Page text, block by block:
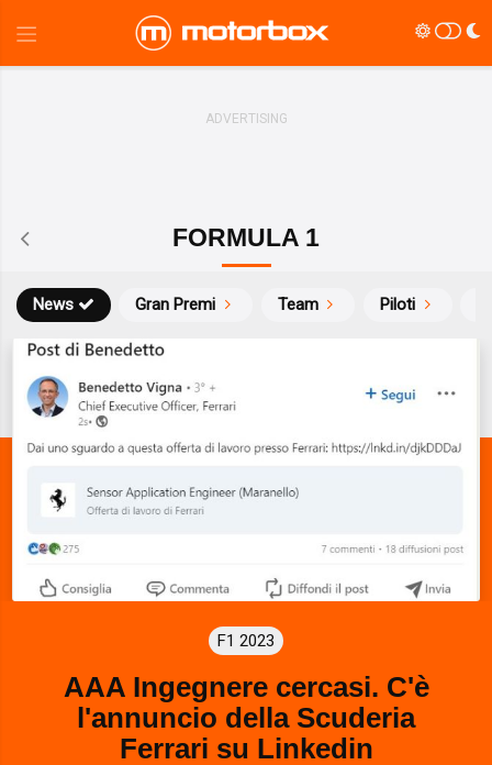
FORMULA 1
News Gran Premi Team Piloti
F1 2023
AAA Ingegnere cercasi. C'è
l'annuncio della Scuderia
Ferrari su Linkedin